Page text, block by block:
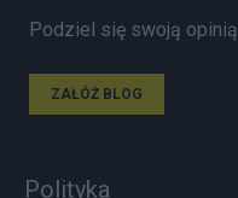
Podziel się swoją opinią
ZAŁÓŻ BLOG
Polityka